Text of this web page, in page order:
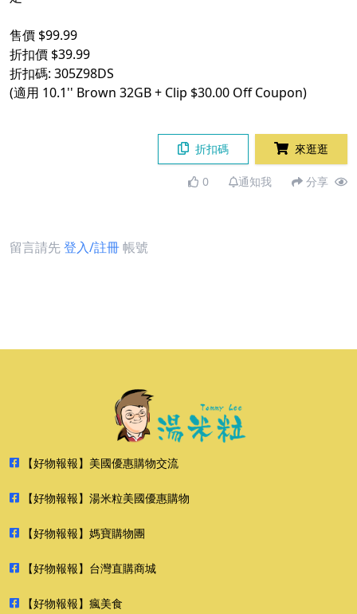
售價 $99.99
折扣價 $39.99
折扣碼: 305Z98DS
(適用 10.1'' Brown 32GB + Clip $30.00 Off Coupon)
折扣碼 來逛逛
0 通知我 分享
留言請先登入/註冊帳號
【好物報報】美國優惠購物交流
【好物報報】湯米粒美國優惠購物
【好物報報】媽寶購物團
【好物報報】台灣直購商城
【好物報報】瘋美食